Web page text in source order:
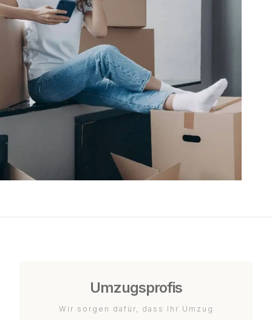
Umzugsprofis
Wir sorgen dafür, dass Ihr Umzug